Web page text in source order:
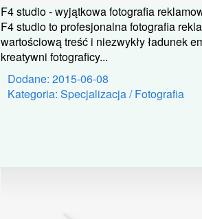
F4 studio - wyjątkowa fotografia
F4 studio to profesjonalna fotografia
wartościową treść i niezwykły ładunek
kreatywni fotograficy...
Dodane: 2015-06-08
Kategoria: Specjalizacja / Fotografia